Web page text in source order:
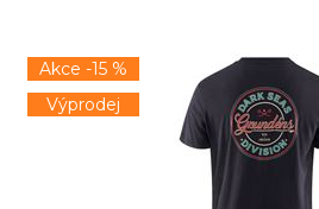
Akce -15 %
Výprodej